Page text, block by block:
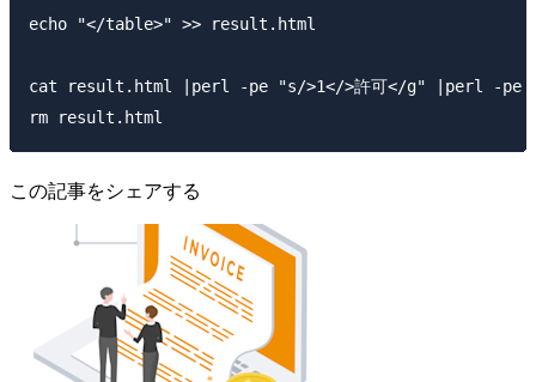
echo "</table>" >> result.html
cat result.html |perl -pe "s/>1</>許可</g" |perl -pe
この記事をシェアする